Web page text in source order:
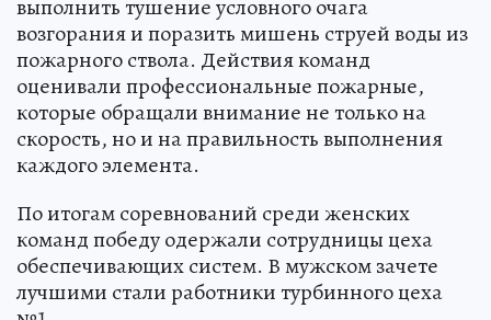
выполнить тушение условного очага
возгорания и поразить мишень струей воды из
пожарного ствола. Действия команд
оценивали профессиональные пожарные,
которые обращали внимание не только на
скорость, но и на правильность выполнения
каждого элемента.
По итогам соревнований среди женских
команд победу одержали сотрудницы цеха
обеспечивающих систем. В мужском зачете
лучшими стали работники турбинного цеха